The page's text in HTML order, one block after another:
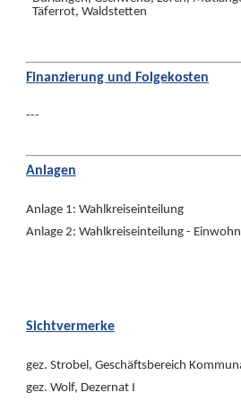
Täferrot, Waldstetten
Finanzierung und Folgekosten
---
Anlagen
Anlage 1: Wahlkreiseinteilung
Anlage 2: Wahlkreiseinteilung -
Sichtvermerke
gez. Strobel, Geschäftsbereich
gez. Wolf, Dezernat I